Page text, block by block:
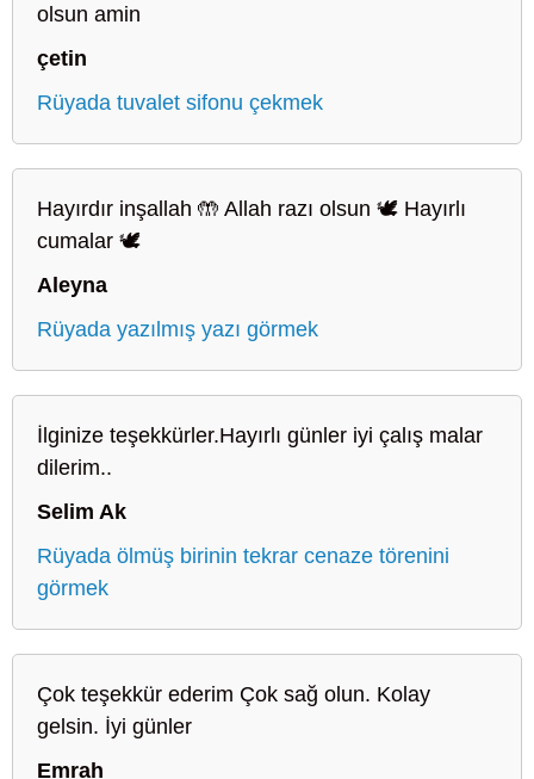
olsun amin
çetin
Rüyada tuvalet sifonu çekmek
Hayırdır inşallah 🤲 Allah razı olsun 🕊️ Hayırlı
cumalar 🕊️
Aleyna
Rüyada yazılmış yazı görmek
İlginize teşekkürler.Hayırlı günler iyi çalış malar
dilerim..
Selim Ak
Rüyada ölmüş birinin tekrar cenaze törenini
görmek
Çok teşekkür ederim Çok sağ olun. Kolay
gelsin. İyi günler
Emrah